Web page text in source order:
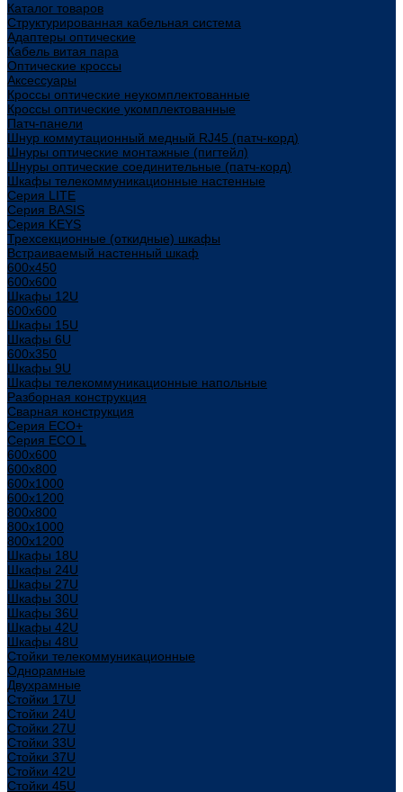
Каталог товаров
Структурированная кабельная система
Адаптеры оптические
Кабель витая пара
Оптические кроссы
Аксессуары
Кроссы оптические неукомплектованные
Кроссы оптические укомплектованные
Патч-панели
Шнур коммутационный медный RJ45 (патч-корд)
Шнуры оптические монтажные (пигтейл)
Шнуры оптические соединительные (патч-корд)
Шкафы телекоммуникационные настенные
Cерия LITE
Cерия BASIS
Cерия KEYS
Трехсекционные (откидные) шкафы
Встраиваемый настенный шкаф
600x450
600x600
Шкафы 12U
600x600
Шкафы 15U
Шкафы 6U
600x350
Шкафы 9U
Шкафы телекоммуникационные напольные
Разборная конструкция
Сварная конструкция
Серия ECO+
Серия ECO L
600x600
600x800
600х1000
600х1200
800x800
800х1000
800х1200
Шкафы 18U
Шкафы 24U
Шкафы 27U
Шкафы 30U
Шкафы 36U
Шкафы 42U
Шкафы 48U
Стойки телекоммуникационные
Однорамные
Двухрамные
Стойки 17U
Стойки 24U
Стойки 27U
Стойки 33U
Стойки 37U
Стойки 42U
Стойки 45U